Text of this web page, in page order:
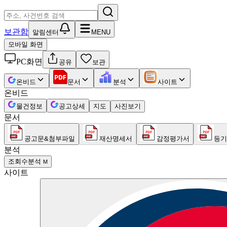
보관함 알림센터
MENU
모바일 화면
PC화면 공유 보관
온비드 문서 분석 사이트
온비드
물건정보 공고상세 지도 사진보기
문서
공고문&첨부파일 재산명세서 감정평가서 등
분석
조회수분석 M
사이트